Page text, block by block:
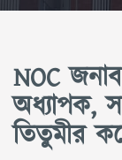
NOC
অধ্যাপক,
তিতুমীর